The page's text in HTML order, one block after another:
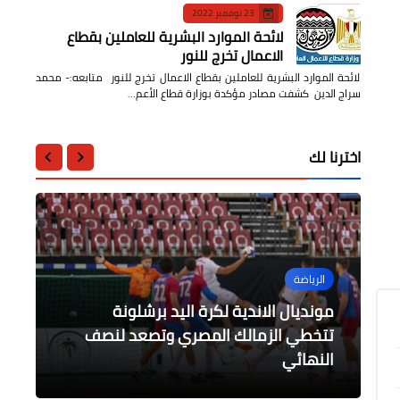
23 نوفمبر 2022
لائحة الموارد البشرية للعاملين بقطاع
الاعمال تخرج للنور
لائحة الموارد البشرية للعاملين بقطاع الاعمال تخرج للنور متابعه:- محمد
سراج الدين كشفت مصادر مؤكدة بوزارة قطاع الأعم…
اخترنا لك
الرياضة
مونديال الاندية لكرة اليد برشلونة
تتخطي الزمالك المصري وتصعد لنصف
النهائي
عربى
السيسي في إتصال هاتفي للرئيس
التونسي
حوادث وقضايا
ضبط مخدرات بقيمة 8 ملايين جنيه وضبط
3 تشكيلات عصابية بالمنصورة
مقالات
من ابطال حرب اكتوبر إبراهيم عبد العال
أبن محافظة الدقهلية
محافظات
محافظ كفر الشيخ يسلم115 وحدة سكنية